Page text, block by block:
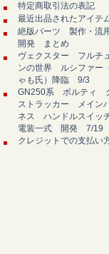
特定商取引法の表記
最近出品されたアイテ
絶版パーツ 製作・流
開発 まとめ
ヴェクスター フルチ
ンの世界 ルシファー
ゃも氏）降臨 9/3
GN250系 ボルティ
ストラッカー メイン
ネス ハンドルスイッ
電装一式 開発 7/19
クレジットでの支払い